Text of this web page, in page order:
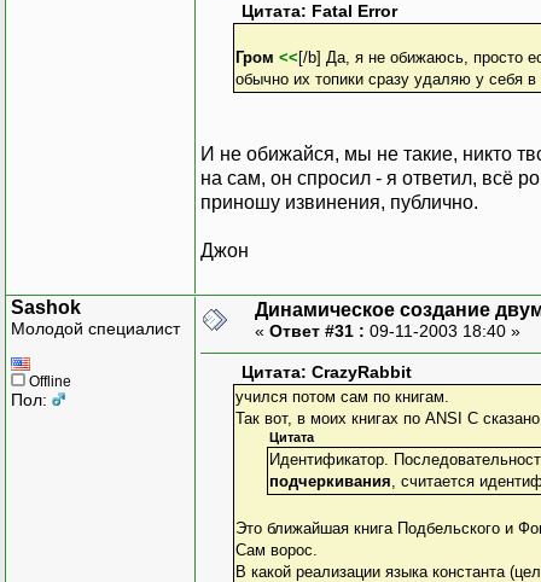
Цитата: Fatal Error
Гром <<[/b] Да, я не обижаюсь, просто
обычно их топики сразу удаляю у себя
И не обижайся, мы не такие, никто
на сам, он спросил - я ответил, всё
приношу извинения, публично.
Джон
Sashok
Молодой специалист
Offline
Пол:
Динамическое создание
« Ответ #31 : 09-11-2003 18:40 »
Цитата: CrazyRabbit
учился потом сам по книгам.
Так вот, в моих книгах по ANSI C
Цитата
Идентификатор.
подчеркивания , считается
Это ближайшая книга Подбельского и
Сам ворос.
В какой реализации языка константа